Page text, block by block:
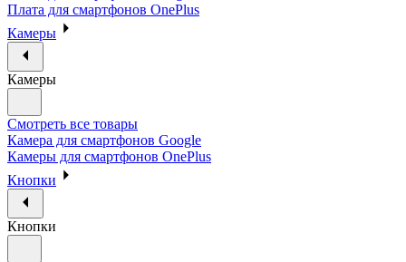
Плата для смартфонов OnePlus
Камеры
Камеры
Смотреть все товары
Камера для смартфонов Google
Камеры для смартфонов OnePlus
Кнопки
Кнопки